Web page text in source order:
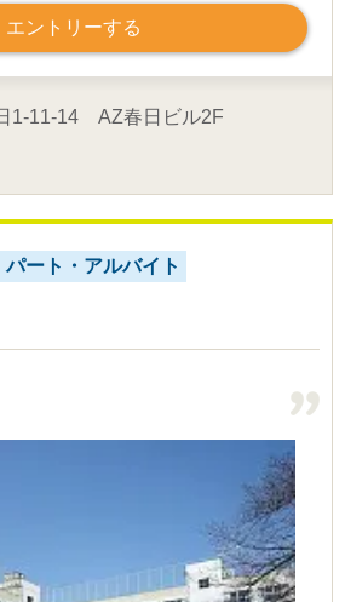
エントリーする
1-11-14 AZ春日ビル2F
パート・アルバイト